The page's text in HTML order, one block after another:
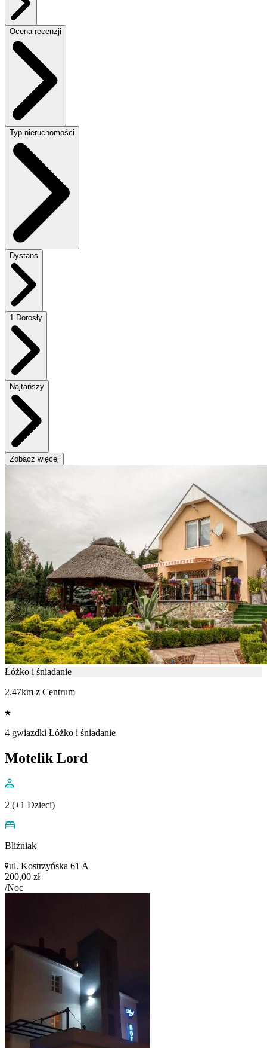
Ocena recenzji
Typ nieruchomości
Dystans
1 Dorosły
Najtańszy
Zobacz więcej
Łóżko i śniadanie
2.47km z Centrum
4 gwiazdki Łóżko i śniadanie
Motelik Lord
2 (+1 Dzieci)
Bliźniak
ul. Kostrzyńska 61 A
200,00 zł
/Noc